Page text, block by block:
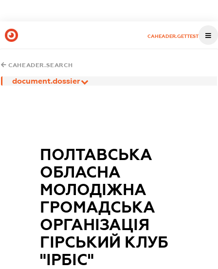
CAHEADER.GETTEST
CAHEADER.SEARCH
document.dossier
ПОЛТАВСЬКА
ОБЛАСНА
МОЛОДІЖНА
ГРОМАДСЬКА
ОРГАНІЗАЦІЯ
ГІРСЬКИЙ КЛУБ
"ІРБІС"